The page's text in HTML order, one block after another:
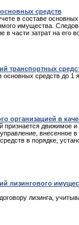
средств
в составе
имущества.
части затрат на его
транспортных
средств до
организацией в
признается
в порядке,
лизинга,